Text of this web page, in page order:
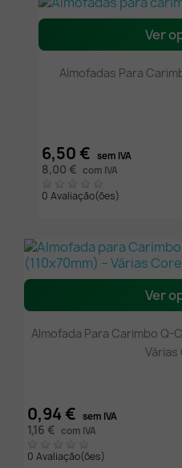
Ver
Almofadas Para
6,50 € sem IVA
8,00 € com IVA
0 Avaliação(ões)
Ver
Almofada Para Carimbo Q-
0,94 € sem IVA
1,16 € com IVA
0 Avaliação(ões)